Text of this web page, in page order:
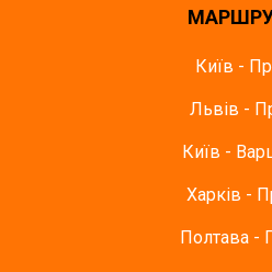
Київ -
Львів -
Київ -
Харків -
Полтава -